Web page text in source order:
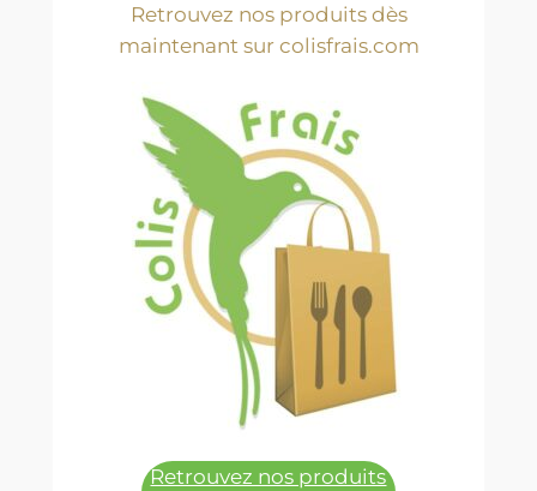
Retrouvez nos produits dès
maintenant sur colisfrais.com
Retrouvez nos produits